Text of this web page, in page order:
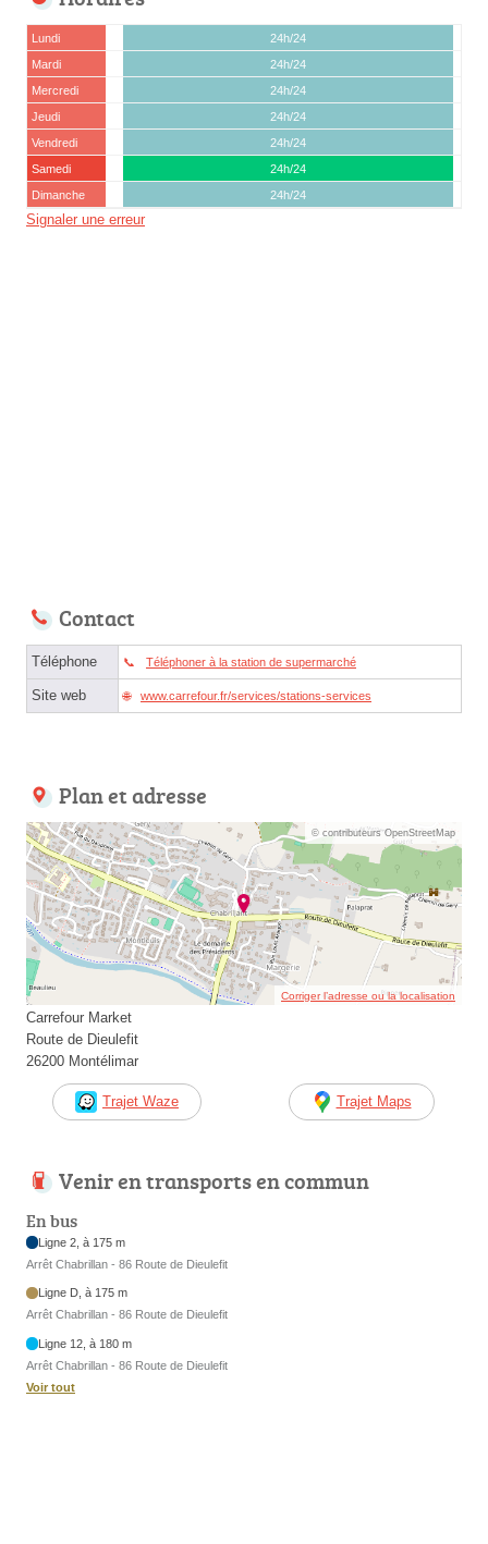
Lundi
24h/24
Mardi
24h/24
Mercredi
24h/24
Jeudi
24h/24
Vendredi
24h/24
Samedi
24h/24
Dimanche
24h/24
Signaler une erreur
Contact
Téléphone Téléphoner à la station de supermarché
Site web www.carrefour.fr/services/stations-services
Plan et adresse
© contributeurs OpenStreetMap
Corriger l’adresse ou la localisation
Carrefour Market
Route de Dieulefit
26200 Montélimar
Trajet Waze Trajet Maps
Venir en transports en commun
En bus
Ligne 2, à 175 m
Arrêt Chabrillan - 86 Route de Dieulefit
Ligne D, à 175 m
Arrêt Chabrillan - 86 Route de Dieulefit
Ligne 12, à 180 m
Arrêt Chabrillan - 86 Route de Dieulefit
Voir tout